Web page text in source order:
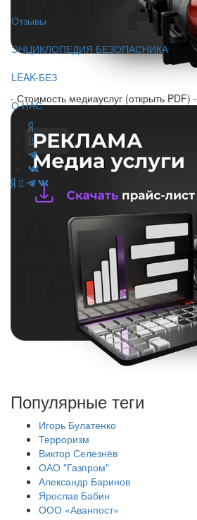
Отзывы
ЭНЦИКЛОПЕДИЯ БЕЗОПАСНИКА
LEAK-БЕЗ
О НАС
- Стоимость медиауслуг (открыть PDF) -
Популярные теги
Игорь Булатенко
Терроризм
Виктор Селезнёв
ОАО "Газпром"
Александр Баринов
Ярослав Бабин
ООО «Аванпост»